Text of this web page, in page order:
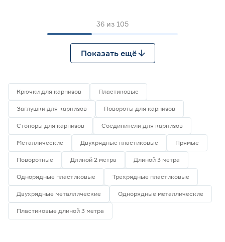
36 из 105
Показать ещё
Крючки для карнизов Пластиковые
Заглушки для карнизов Повороты для карнизов
Стопоры для карнизов Соединители для карнизов
Металлические Двухрядные пластиковые Прямые
Поворотные Длиной 2 метра Длиной 3 метра
Однорядные пластиковые Трехрядные пластиковые
Двухрядные металлические Однорядные металлические
Пластиковые длиной 3 метра